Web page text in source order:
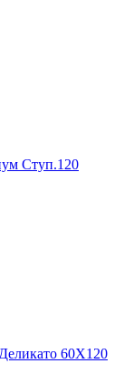
Ступ.120
60X120